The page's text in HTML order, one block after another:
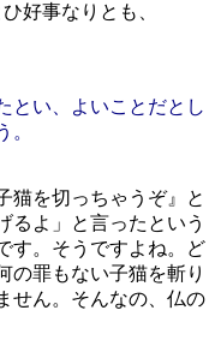
好事なりとも、
とい、よいことだとし
。
猫を切っちゃうぞ』と
るよ」と言ったという
す。そうですよね。ど
の罪もない子猫を斬り
せん。そんなの、仏の